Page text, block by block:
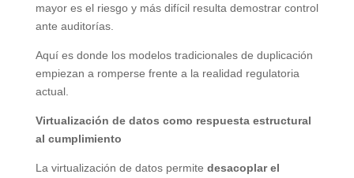
mayor es el riesgo y más difícil resulta demostrar control
ante auditorías.
Aquí es donde los modelos tradicionales de duplicación
empiezan a romperse frente a la realidad regulatoria
actual.
Virtualización de datos como respuesta estructural
al cumplimiento
La virtualización de datos permite desacoplar el